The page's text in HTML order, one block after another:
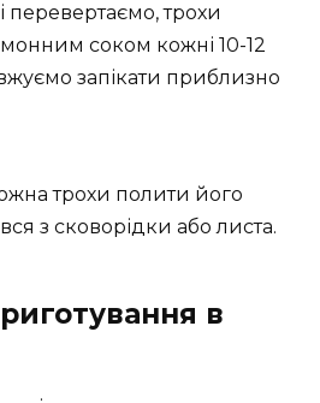
перевертаємо, трохи
соком кожні 10-12
запікати приблизно
трохи полити його
з сковорідки або листа.
в